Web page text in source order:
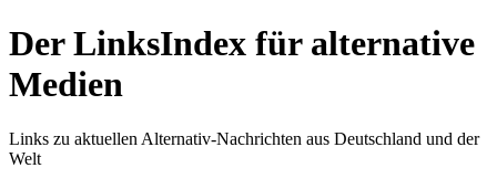
Der LinksIndex für alternative
Medien
Links zu aktuellen Alternativ-Nachrichten aus Deutschland und der
Welt